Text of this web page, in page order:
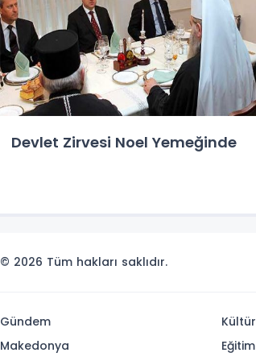
Devlet Zirvesi Noel Yemeğinde
© 2026 Tüm hakları saklıdır.
Gündem
Makedonya
Kültür
Eğitim